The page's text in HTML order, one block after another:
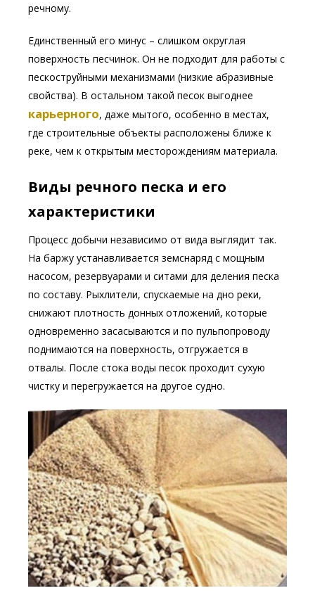
речному.
Единственный его минус – слишком округлая
поверхность песчинок. Он не подходит для работы с
пескоструйными механизмами (низкие абразивные
свойства). В остальном такой песок выгоднее
карьерного, даже мытого, особенно в местах,
где строительные объекты расположены ближе к
реке, чем к открытым месторождениям материала.
Виды речного песка и его
характеристики
Процесс добычи независимо от вида выглядит так.
На баржу устанавливается земснаряд с мощным
насосом, резервуарами и ситами для деления песка
по составу. Рыхлители, спускаемые на дно реки,
снижают плотность донных отложений, которые
одновременно засасываются и по пульпопроводу
поднимаются на поверхность, отгружается в
отвалы. После стока воды песок проходит сухую
чистку и перегружается на другое судно.